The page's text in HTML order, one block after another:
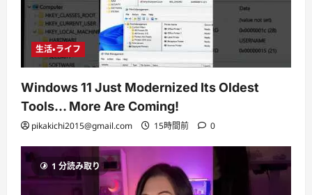
生活・ライフ
Windows 11 Just Modernized Its Oldest
Tools… More Are Coming!
pikakichi2015@gmail.com 15時間前 0
1 分読み取り